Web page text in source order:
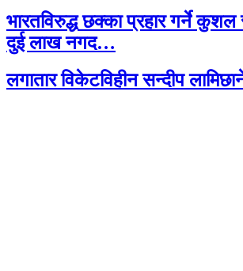
भारतविरुद्ध छक्का प्रहार गर्ने कुशल
दुई लाख नगद…
लगातार विकेटविहीन सन्दीप